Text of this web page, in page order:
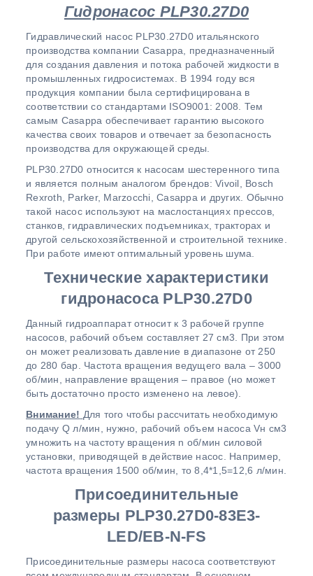
Гидронасос PLP30.27D0
Гидравлический насос PLP30.27D0 итальянского
производства компании Casappa, предназначенный
для создания давления и потока рабочей жидкости в
промышленных гидросистемах. В 1994 году вся
продукция компании была сертифицирована в
соответствии со стандартами ISO9001: 2008. Тем
самым Casappa обеспечивает гарантию высокого
качества своих товаров и отвечает за безопасность
производства для окружающей среды.
PLP30.27D0 относится к насосам шестеренного типа
и является полным аналогом брендов: Vivoil, Bosch
Rexroth, Parker, Marzocchi, Casappa и других. Обычно
такой насос используют на маслостанциях прессов,
станков, гидравлических подъемниках, тракторах и
другой сельскохозяйственной и строительной технике.
При работе имеют оптимальный уровень шума.
Технические характеристики
гидронасоса PLP30.27D0
Данный гидроаппарат относит к 3 рабочей группе
насосов, рабочий объем составляет 27 см3. При этом
он может реализовать давление в диапазоне от 250
до 280 бар. Частота вращения ведущего вала – 3000
об/мин, направление вращения – правое (но может
быть достаточно просто изменено на левое).
Внимание! Для того чтобы рассчитать необходимую
подачу Q л/мин, нужно, рабочий объем насоса Vн см3
умножить на частоту вращения n об/мин силовой
установки, приводящей в действие насос. Например,
частота вращения 1500 об/мин, то 8,4*1,5=12,6 л/мин.
Присоединительные
размеры PLP30.27D0-83E3-
LED/EB-N-FS
Присоединительные размеры насоса соответствуют